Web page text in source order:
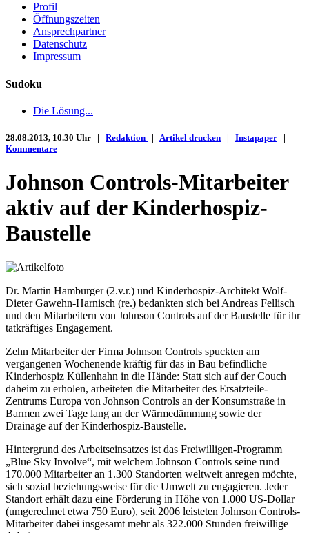
Profil
Öffnungszeiten
Ansprechpartner
Datenschutz
Impressum
Sudoku
Die Lösung...
28.08.2013, 10.30 Uhr | Redaktion | Artikel drucken | Instapaper |
Kommentare
Johnson Controls-Mitarbeiter
aktiv auf der Kinderhospiz-
Baustelle
Dr. Martin Hamburger (2.v.r.) und Kinderhospiz-Architekt Wolf-
Dieter Gawehn-Harnisch (re.) bedankten sich bei Andreas Fellisch
und den Mitarbeitern von Johnson Controls auf der Baustelle für ihr
tatkräftiges Engagement.
Zehn Mitarbeiter der Firma Johnson Controls spuckten am
vergangenen Wochenende kräftig für das in Bau befindliche
Kinderhospiz Küllenhahn in die Hände: Statt sich auf der Couch
daheim zu erholen, arbeiteten die Mitarbeiter des Ersatzteile-
Zentrums Europa von Johnson Controls an der Konsumstraße in
Barmen zwei Tage lang an der Wärmedämmung sowie der
Drainage auf der Kinderhospiz-Baustelle.
Hintergrund des Arbeitseinsatzes ist das Freiwilligen-Programm
„Blue Sky Involve“, mit welchem Johnson Controls seine rund
170.000 Mitarbeiter an 1.300 Standorten weltweit anregen möchte,
sich sozial beziehungsweise für die Umwelt zu engagieren. Jeder
Standort erhält dazu eine Förderung in Höhe von 1.000 US-Dollar
(umgerechnet etwa 750 Euro), seit 2006 leisteten Johnson Controls-
Mitarbeiter dabei insgesamt mehr als 322.000 Stunden freiwillige